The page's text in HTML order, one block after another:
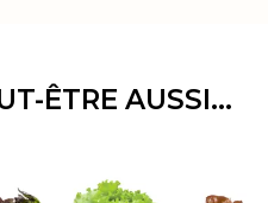
ÊTRE AUSSI…